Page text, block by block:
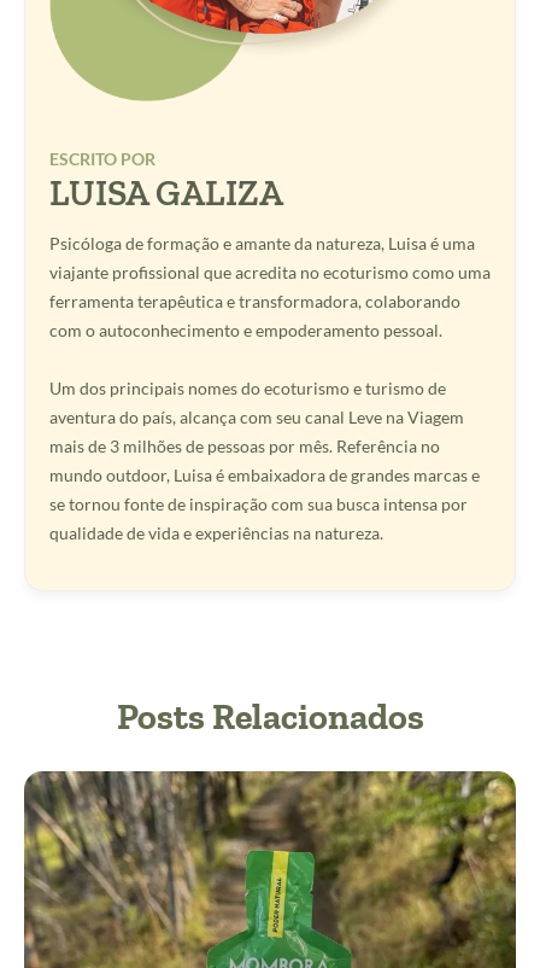
ESCRITO POR
LUISA GALIZA
Psicóloga de formação e amante da natureza, Luisa é uma
viajante profissional que acredita no ecoturismo como uma
ferramenta terapêutica e transformadora, colaborando
com o autoconhecimento e empoderamento pessoal.
Um dos principais nomes do ecoturismo e turismo de
aventura do país, alcança com seu canal Leve na Viagem
mais de 3 milhões de pessoas por mês. Referência no
mundo outdoor, Luisa é embaixadora de grandes marcas e
se tornou fonte de inspiração com sua busca intensa por
qualidade de vida e experiências na natureza.
Posts Relacionados